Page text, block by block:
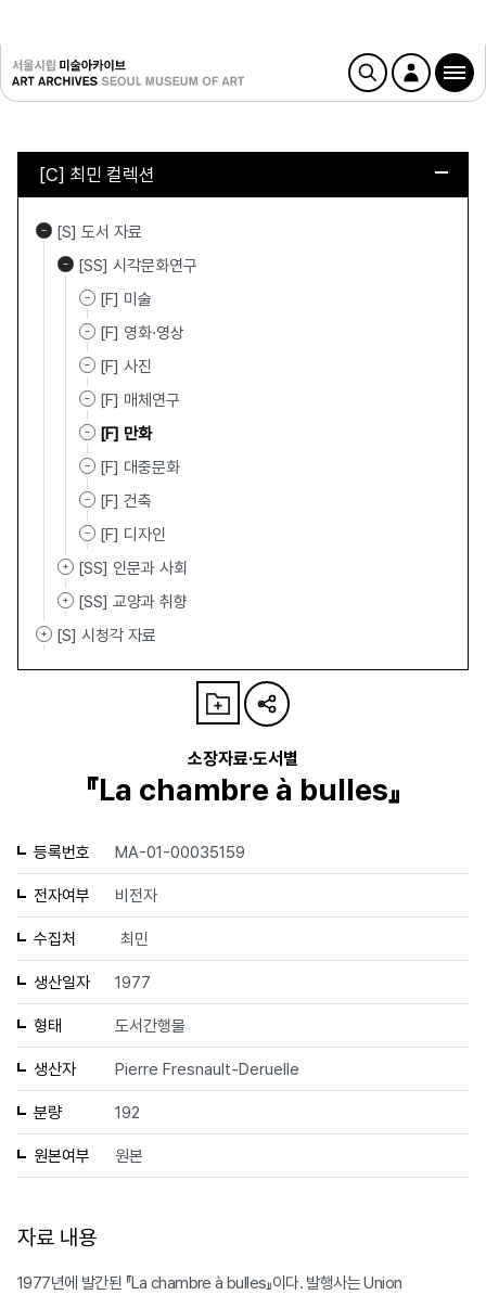
[C] 최민 컬렉션
[S] 도서 자료
[SS] 시각문화연구
[F] 미술
[F] 영화·영상
[F] 사진
[F] 매체연구
[F] 만화
[F] 대중문화
[F] 건축
[F] 디자인
[SS] 인문과 사회
[SS] 교양과 취향
[S] 시청각 자료
소장자료·도서별
『La chambre à bulles』
등록번호 MA-01-00035159
전자여부 비전자
수집처 최민
생산일자 1977
형태 도서간행물
생산자 Pierre Fresnault-Deruelle
분량 192
원본여부 원본
자료 내용
1977년에 발간된 『La chambre à bulles』이다. 발행사는 Union